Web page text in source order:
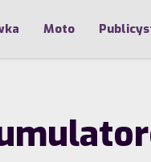
Moto